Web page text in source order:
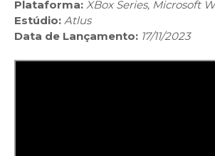
Plataforma: XBox Series, Microsoft
Estúdio: Atlus
Data de Lançamento: 17/11/2023